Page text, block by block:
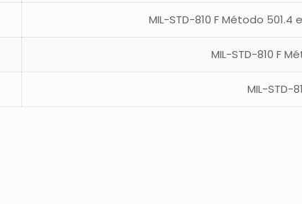
MIL-STD-810 F Método 501.4
MIL-STD-810 F
MIL-STD-